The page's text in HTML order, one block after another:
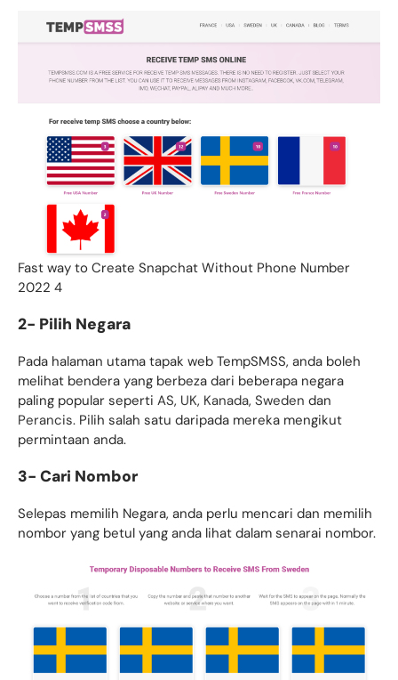
Fast way to Create Snapchat Without Phone Number
2022 4
2- Pilih Negara
Pada halaman utama tapak web TempSMSS, anda boleh
melihat bendera yang berbeza dari beberapa negara
paling popular seperti AS, UK, Kanada, Sweden dan
Perancis. Pilih salah satu daripada mereka mengikut
permintaan anda.
3- Cari Nombor
Selepas memilih Negara, anda perlu mencari dan memilih
nombor yang betul yang anda lihat dalam senarai nombor.